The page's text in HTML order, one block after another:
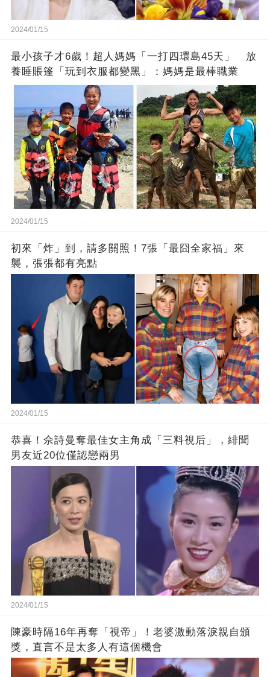
2024/01/15
最小孩子才6歲！超人媽媽「一打四環島45天」 放
養睡賬篷「玩到衣服都變黑」：媽媽是最棒職業
2024/01/15
初來「炸」到，請多關照！7張「最囧全家福」來
襲，張張都有亮點
2024/01/15
恭喜！佘詩曼奪最佳女主角成「三料視后」，緋聞
男友近20位僅認戀兩男
2024/01/15
陳豪時隔16年再奪「視帝」！老婆激動落淚親自頒
獎，直言不是太多人有這個機會